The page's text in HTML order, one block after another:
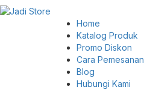
Home
Katalog Produk
Promo Diskon
Cara Pemesanan
Blog
Hubungi Kami